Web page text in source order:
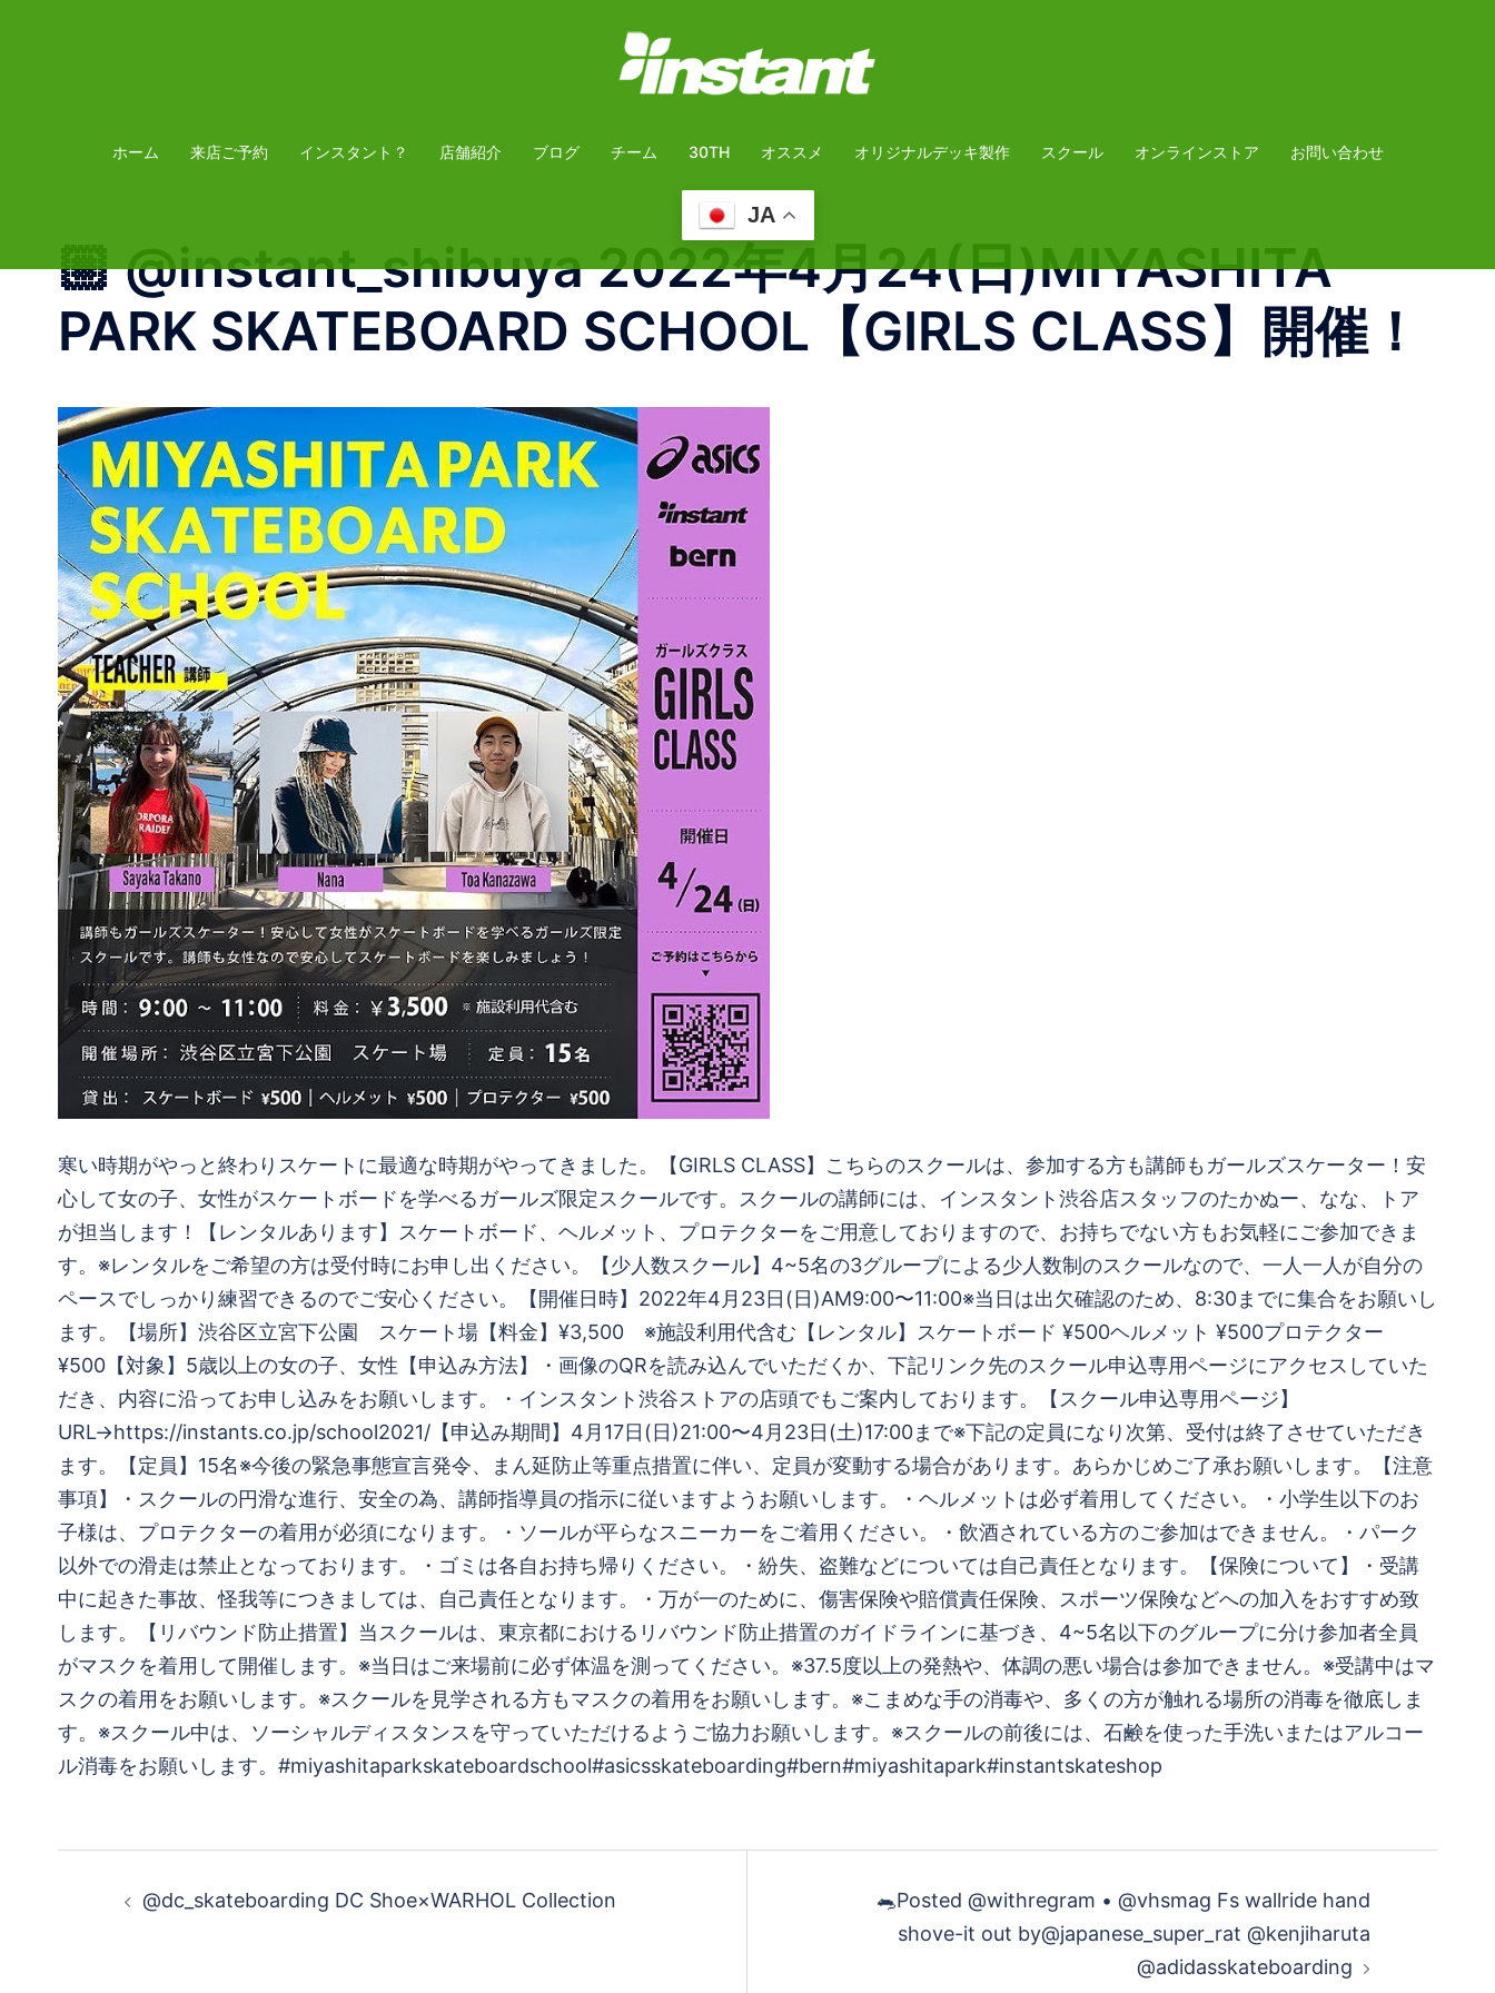
ホーム 来店ご予約 インスタント？ 店舗紹介 ブログ チーム 30TH オススメ オリジナルデッキ製作 スクール オンラインストア お問い合わせ
JA
🏼 @instant_shibuya 2022年4月24(日)MIYASHITA
PARK SKATEBOARD SCHOOL【GIRLS CLASS】開催！
寒い時期がやっと終わりスケートに最適な時期がやってきました。【GIRLS CLASS】こちらのスクールは、参加する方も講師もガールズスケーター！安
心して女の子、女性がスケートボードを学べるガールズ限定スクールです。スクールの講師には、インスタント渋谷店スタッフのたかぬー、なな、トア
が担当します！【レンタルあります】スケートボード、ヘルメット、プロテクターをご用意しておりますので、お持ちでない方もお気軽にご参加できま
す。※レンタルをご希望の方は受付時にお申し出ください。【少人数スクール】4~5名の3グループによる少人数制のスクールなので、一人一人が自分の
ペースでしっかり練習できるのでご安心ください。【開催日時】2022年4月23日(日)AM9:00〜11:00※当日は出欠確認のため、8:30までに集合をお願いし
ます。【場所】渋谷区立宮下公園 スケート場【料金】¥3,500 ※施設利用代含む【レンタル】スケートボード ¥500ヘルメット ¥500プロテクター
¥500【対象】5歳以上の女の子、女性【申込み方法】・画像のQRを読み込んでいただくか、下記リンク先のスクール申込専用ページにアクセスしていた
だき、内容に沿ってお申し込みをお願いします。・インスタント渋谷ストアの店頭でもご案内しております。【スクール申込専用ページ】
URL→https://instants.co.jp/school2021/【申込み期間】4月17日(日)21:00〜4月23日(土)17:00まで※下記の定員になり次第、受付は終了させていただき
ます。【定員】15名※今後の緊急事態宣言発令、まん延防止等重点措置に伴い、定員が変動する場合があります。あらかじめご了承お願いします。【注意
事項】・スクールの円滑な進行、安全の為、講師指導員の指示に従いますようお願いします。・ヘルメットは必ず着用してください。・小学生以下のお
子様は、プロテクターの着用が必須になります。・ソールが平らなスニーカーをご着用ください。・飲酒されている方のご参加はできません。・パーク
以外での滑走は禁止となっております。・ゴミは各自お持ち帰りください。・紛失、盗難などについては自己責任となります。【保険について】・受講
中に起きた事故、怪我等につきましては、自己責任となります。・万が一のために、傷害保険や賠償責任保険、スポーツ保険などへの加入をおすすめ致
します。【リバウンド防止措置】当スクールは、東京都におけるリバウンド防止措置のガイドラインに基づき、4~5名以下のグループに分け参加者全員
がマスクを着用して開催します。※当日はご来場前に必ず体温を測ってください。※37.5度以上の発熱や、体調の悪い場合は参加できません。※受講中はマ
スクの着用をお願いします。※スクールを見学される方もマスクの着用をお願いします。※こまめな手の消毒や、多くの方が触れる場所の消毒を徹底しま
す。※スクール中は、ソーシャルディスタンスを守っていただけるようご協力お願いします。※スクールの前後には、石鹸を使った手洗いまたはアルコー
ル消毒をお願いします。#miyashitaparkskateboardschool#asicsskateboarding#bern#miyashitapark#instantskateshop
@dc_skateboarding DC Shoe×WARHOL Collection
🐀Posted @withregram • @vhsmag Fs wallride hand
shove-it out by@japanese_super_rat @kenjiharuta
@adidasskateboarding